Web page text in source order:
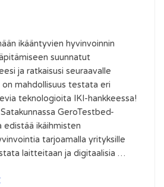
ikääntyvien hyvinvoinnin
suunnatut
ja ratkaisusi seuraavalle
mahdollisuus testata eri
teknologioita IKI-hankkeessa!
GeroTestbed-
edistää ikäihmisten
tarjoamalla yrityksille
laitteitaan ja digitaalisia …